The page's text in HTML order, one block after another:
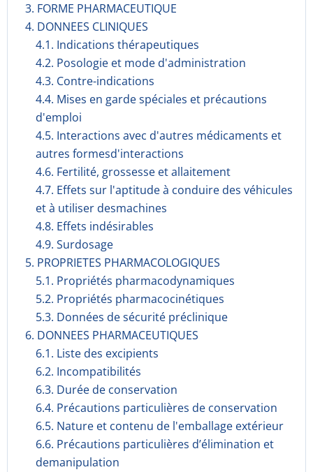
3. FORME PHARMACEUTIQUE
4. DONNEES CLINIQUES
4.1. Indications thérapeutiques
4.2. Posologie et mode d'administration
4.3. Contre-indications
4.4. Mises en garde spéciales et précautions
d'emploi
4.5. Interactions avec d'autres médicaments et
autres formesd'interactions
4.6. Fertilité, grossesse et allaitement
4.7. Effets sur l'aptitude à conduire des véhicules
et à utiliser desmachines
4.8. Effets indésirables
4.9. Surdosage
5. PROPRIETES PHARMACOLOGIQUES
5.1. Propriétés pharmacodynami­ques
5.2. Propriétés pharmacocinéti­ques
5.3. Données de sécurité préclinique
6. DONNEES PHARMACEUTIQUES
6.1. Liste des excipients
6.2. Incompati­bilités
6.3. Durée de conservation
6.4. Précautions particulières de conservation
6.5. Nature et contenu de l'emballage extérieur
6.6. Précautions particulières d’élimination et
demanipulation